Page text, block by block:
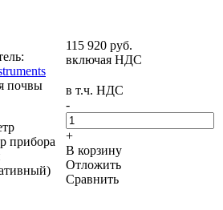
почвы
прибора
115 920 руб.
включая НДС
в т.ч. НДС
-
+
В корзину
Отложить
Сравнить